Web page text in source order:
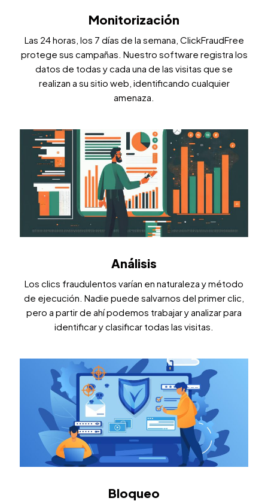
Monitorización
Las 24 horas, los 7 días de la semana, ClickFraudFree
protege sus campañas. Nuestro software registra los
datos de todas y cada una de las visitas que se
realizan a su sitio web, identificando cualquier
amenaza.
Análisis
Los clics fraudulentos varían en naturaleza y método
de ejecución. Nadie puede salvarnos del primer clic,
pero a partir de ahí podemos trabajar y analizar para
identificar y clasificar todas las visitas.
Bloqueo